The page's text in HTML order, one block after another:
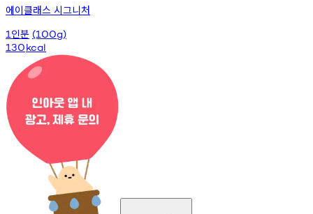
에이클래스 시그니처
1 인분 (100g)
130kcal